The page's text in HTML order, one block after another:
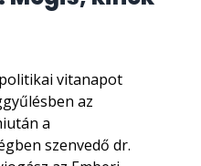
politikai vitanapot
az
a
szenvedő dr.